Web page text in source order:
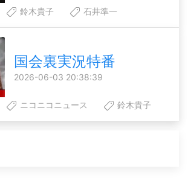
鈴木貴子 石井準一
国会裏実況特番
2026-06-03 20:38:39
ニコニコニュース 鈴木貴子